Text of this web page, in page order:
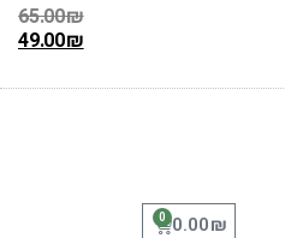
65.00₪
49.00₪
0.00₪
0